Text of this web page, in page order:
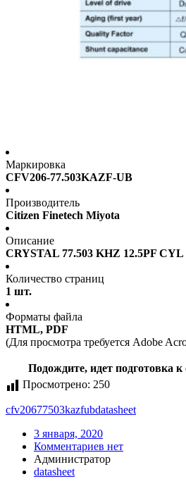
Маркировка
CFV206-77.503KAZF-UB
Производитель
Citizen Finetech Miyota
Описание
CRYSTAL 77.503 KHZ 12.5PF CYL
Количество страниц
1 шт.
Форматы файла
HTML, PDF
(Для просмотра требуется Adobe
Подождите, идет подготовка
Просмотрено: 250
cfv20677503kazfubdatasheet
3 января, 2020
Комментариев нет
Администратор
datasheet